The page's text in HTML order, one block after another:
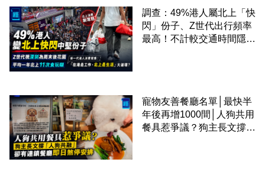
調查：49%港人屬北上「快
閃」份子、Z世代出行頻率
最高！不計較交通時間隱形
寵物友善餐廳名單│最快半
年後再增1000間│人狗共用
餐具惹爭議？狗主長文撐